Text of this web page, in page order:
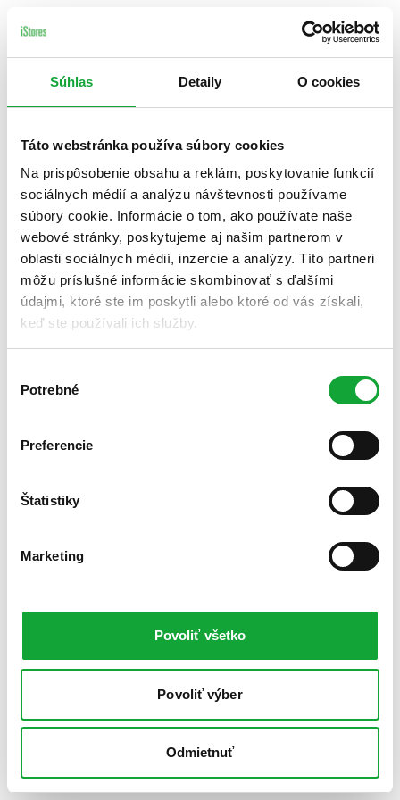
Súhlas Detaily O cookies
Táto webstránka používa súbory cookies
Na prispôsobenie obsahu a reklám, poskytovanie funkcií
sociálnych médií a analýzu návštevnosti používame
súbory cookie. Informácie o tom, ako používate naše
webové stránky, poskytujeme aj našim partnerom v
oblasti sociálnych médií, inzercie a analýzy. Títo partneri
môžu príslušné informácie skombinovať s ďalšími
údajmi, ktoré ste im poskytli alebo ktoré od vás získali,
keď ste používali ich služby.
súhlasu
Potrebné
Preferencie
Štatistiky
Marketing
Povoliť všetko
Povoliť výber
Odmietnuť